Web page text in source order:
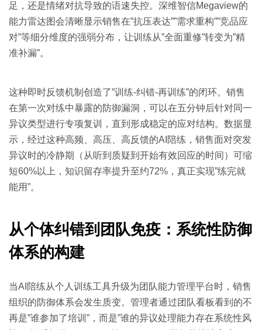
足，还是情绪对抗导致的语速失控。深维智信Megaview的
能力雷达图会清晰显示销售在”抗压表达””需求重构””竞品应
对”等细分维度的强弱分布，让训练从”全面重修”转变为”精
准补漏”。
这种即时反馈机制创造了”训练-纠错-再训练”的闭环。销售
在第一次对练中暴露的防御漏洞，可以在五分钟后针对同一
异议类型进行专项复训，直到形成稳定的应对结构。数据显
示，经过这种高频、高压、高反馈的AI陪练，销售面对突发
异议时的冷静期（从听到质疑到开始有效回应的时间）可缩
短60%以上，知识留存率提升至约72%，真正实现”练完就
能用”。
从个体纠错到团队免疫：系统性防御
体系的构建
当AI陪练从个人训练工具升级为团队能力管理平台时，销售
组织的防御体系会发生质变。管理者通过团队看板看到的不
再是”谁参加了培训”，而是”谁的异议处理能力存在系统性风